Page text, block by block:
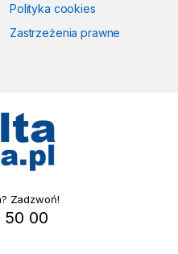
Polityka cookies
Zastrzeżenia prawne
Zadzwoń!
50 00